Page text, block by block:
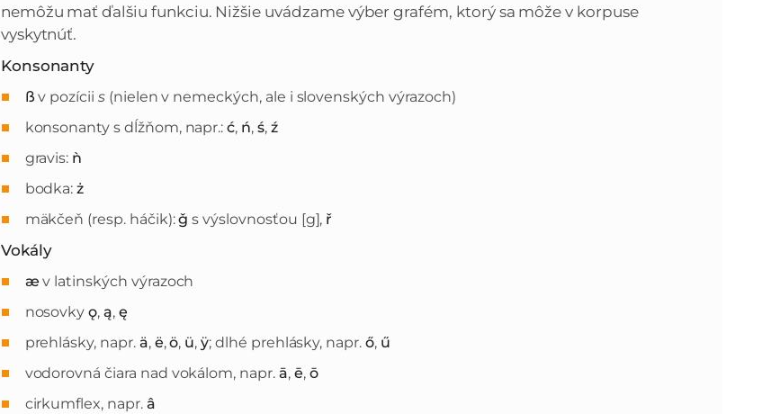
nemôžu mať ďalšiu funkciu. Nižšie uvádzame výber grafém, ktorý sa môže v korpuse
vyskytnúť.
Konsonanty
ßv pozícii s (nielen v nemeckých, ale i slovenských výrazoch)
konsonanty s dĺžňom, napr.:ć, ń, ś,ź
gravis: ǹ
bodka:ż
mäkčeň (resp. háčik):ǧs výslovnosťou [g], ř
Vokály
æv latinských výrazoch
nosovky ǫ,ą, ę
prehlásky, napr. ä, ë,ö, ü,ÿ; dlhé prehlásky, napr. ő, ű
vodorovná čiara nad vokálom, napr. ā, ē, ō
cirkumflex, napr. â